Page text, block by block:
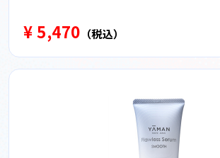
¥ 5,470 （税込）